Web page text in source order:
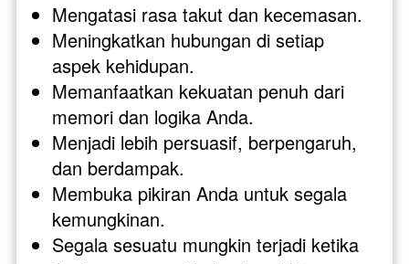
Mengatasi rasa takut dan kecemasan.
Meningkatkan hubungan di setiap
aspek kehidupan.
Memanfaatkan kekuatan penuh dari
memori dan logika Anda.
Menjadi lebih persuasif, berpengaruh,
dan berdampak.
Membuka pikiran Anda untuk segala
kemungkinan.
Segala sesuatu mungkin terjadi ketika